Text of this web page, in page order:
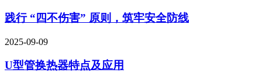
践行 “四不伤害” 原则，筑牢安全防线
2025-09-09
U型管换热器特点及应用